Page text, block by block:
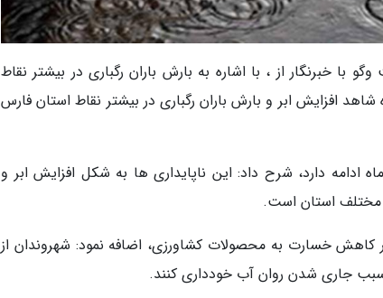
با خبرنگار از ، با اشاره به بارش باران رگباری در بیشتر نقاط
باره اظهار کرد: از فردا جمعه 3 مردادماه شاهد افزایش ابر و بارش باران رگباری در بیشتر نقاط استان فارس
بیان اینکه این بارش ها تا روز یکشنبه 5 مردادماه ادامه دارد، شرح داد: این ناپایداری ها به شکل افزایش ابر و
مختلف استان است.
کاهش خسارت به محصولات کشاورزی، اضافه نمود: شهروندان از
سبب جاری شدن روان آب خودداری کنند.